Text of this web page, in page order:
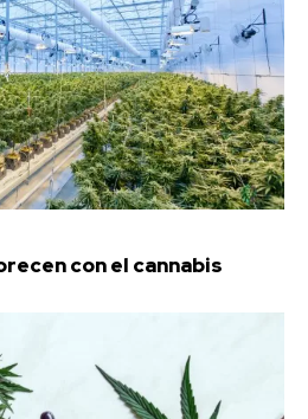
con el cannabis